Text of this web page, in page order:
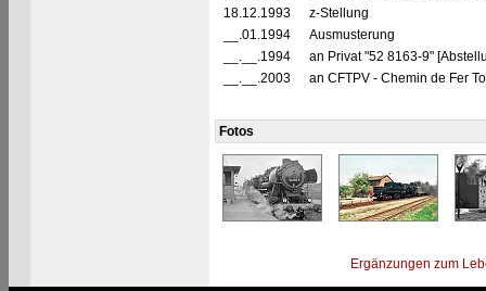
18.12.1993
z-Stellung
__.01.1994
Ausmusterung
__.__.1994
an Privat "52 8163-9"
__.__.2003
an CFTPV - Chemin de Fer
Fotos
Ergänzungen zum